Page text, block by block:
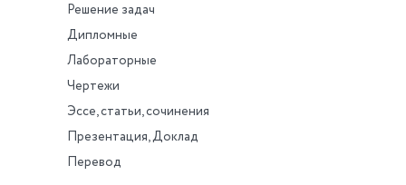
Решение задач
Дипломные
Лабораторные
Чертежи
Эссе, статьи, сочинения
Презентация, Доклад
Перевод